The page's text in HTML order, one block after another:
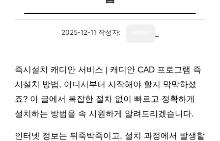
2025-12-11 작성자:
즉시설치 캐디안 서비스 | 캐디안 CAD 프로그램 즉
시설치 방법, 어디서부터 시작해야 할지 막막하셨
죠? 이 글에서 복잡한 절차 없이 빠르고 정확하게
설치하는 방법을 속 시원하게 알려드리겠습니다.
인터넷 정보는 뒤죽박죽이고, 설치 과정에서 발생할